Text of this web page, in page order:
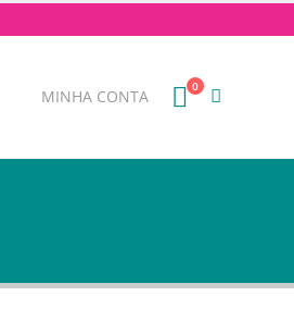
MINHA CONTA
0